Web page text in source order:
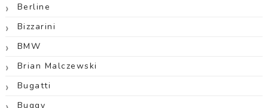
Berline
Bizzarini
BMW
Brian Malczewski
Bugatti
Buggy